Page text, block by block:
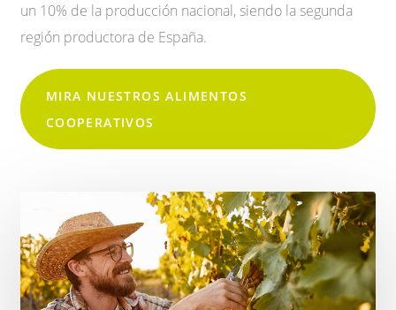
un 10% de la producción nacional, siendo la segunda
región productora de España.
MIRA NUESTROS ALIMENTOS
COOPERATIVOS